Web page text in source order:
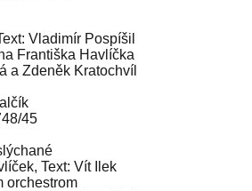
Vladimír Pospíšil
Františka Havlíčka
a Zdeněk Kratochvíl
45
Text: Vít Ilek
orchestrom